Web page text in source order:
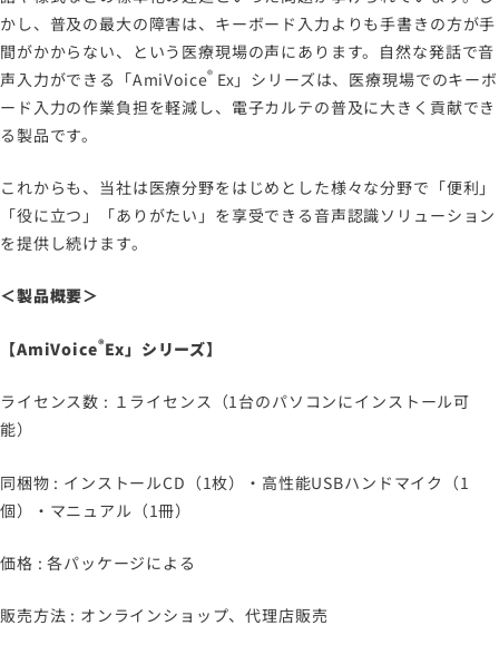
かし、普及の最大の障害は、キーボード入力よりも手書きの方が手
間がかからない、という医療現場の声にあります。自然な発話で音
声入力ができる「AmiVoice® Ex」シリーズは、医療現場でのキーボ
ード入力の作業負担を軽減し、電子カルテの普及に大きく貢献でき
る製品です。
これからも、当社は医療分野をはじめとした様々な分野で「便利」
「役に立つ」「ありがたい」を享受できる音声認識ソリューション
を提供し続けます。
＜製品概要＞
【AmiVoice®Ex 」シリーズ】
ライセンス数 : １ライセンス（1台のパソコンにインストール可
能）
同梱物 : インストールCD（1枚）・高性能USBハンドマイク（1
個）・マニュアル（1冊）
価格 : 各パッケージによる
販売方法 : オンラインショップ、代理店販売